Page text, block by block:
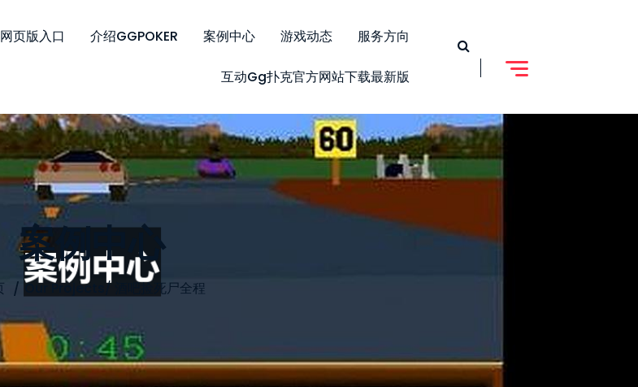
页版入口 介绍GGPOKER 案例中心 游戏动态 服务方向
互动gg扑克官方网站下载最新版
案例中心
Our Projects / 酒吧捡死尸全程